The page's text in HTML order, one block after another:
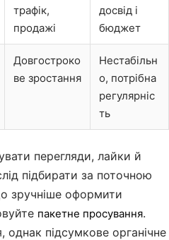
трафік,
продажі
досвід і
бюджет
Довгостроко
ве зростання
Нестабільн
о, потрібна
регулярніс
ть
перегляди, лайки й
підбирати за поточною
зручніше оформити
пакетне просування.
підсумкове органічне